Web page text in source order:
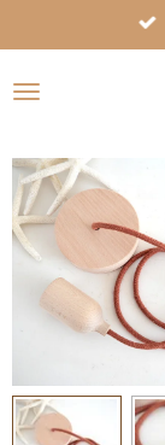
direct
naar